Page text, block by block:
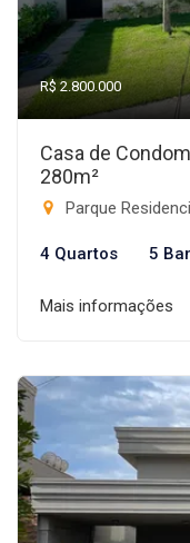
R$ 2.800.000
Casa de
280m²
Parque
4 Quartos 5
Mais informações